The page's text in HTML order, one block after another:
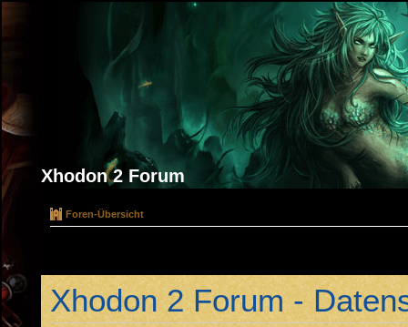
Xhodon 2 Forum
Foren-Übersicht
Xhodon 2 Forum -